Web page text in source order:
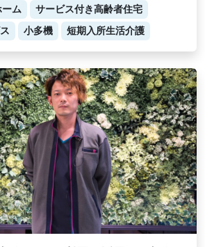
ム
サービス付き高齢者住宅
小多機 短期入所生活介護